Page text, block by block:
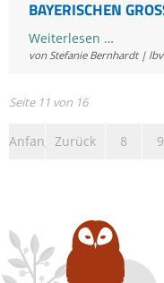
BAYERISCHEN
Weiterlesen …Mit
GPS-
zum
Großen
von Stefanie Bernhardt |
Seite 11 von 16
Anfang Zurück 8 9